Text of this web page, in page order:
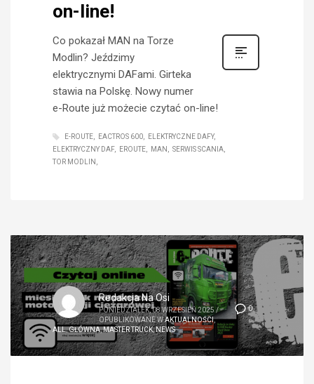
on-line!
Co pokazał MAN na Torze
Modlin? Jeździmy
elektrycznymi DAFami. Girteka
stawia na Polskę. Nowy numer
e-Route już możecie czytać on-line!
E-ROUTE EACTROS 600
ELEKTRYCZNE DAFY
ELEKTRYCZNY DAF
EROUTE MAN
SERWIS SCANIA
TOR MODLIN
0
Redakcja Na Osi
PONIEDZIAŁEK, 08 WRZESIEŃ 2025 /
OPUBLIKOWANE WAKTUALNOŚCI,
ALL,GŁÓWNA,MASTER TRUCK,NEWS